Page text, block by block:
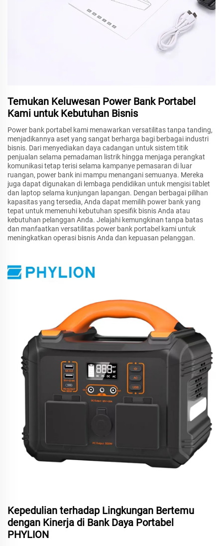
Temukan Keluwesan Power Bank Portabel
Kami untuk Kebutuhan Bisnis
Power bank portabel kami menawarkan versatilitas tanpa tanding,
menjadikannya aset yang sangat berharga bagi berbagai industri
bisnis. Dari menyediakan daya cadangan untuk sistem titik
penjualan selama pemadaman listrik hingga menjaga perangkat
komunikasi tetap terisi selama kampanye pemasaran di luar
ruangan, power bank ini mampu menangani semuanya. Mereka
juga dapat digunakan di lembaga pendidikan untuk mengisi tablet
dan laptop selama kunjungan lapangan. Dengan berbagai pilihan
kapasitas yang tersedia, Anda dapat memilih power bank yang
tepat untuk memenuhi kebutuhan spesifik bisnis Anda atau
kebutuhan pelanggan Anda. Jelajahi kemungkinan tanpa batas
dan manfaatkan versatilitas power bank portabel kami untuk
meningkatkan operasi bisnis Anda dan kepuasan pelanggan.
Kepedulian terhadap Lingkungan Bertemu
dengan Kinerja di Bank Daya Portabel
PHYLION